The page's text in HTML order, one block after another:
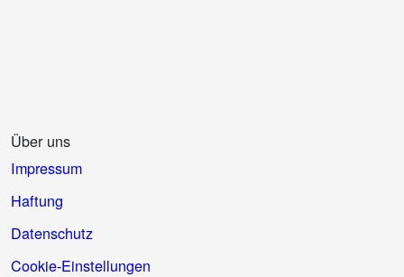
Über uns
Impressum
Haftung
Datenschutz
Cookie-Einstellungen